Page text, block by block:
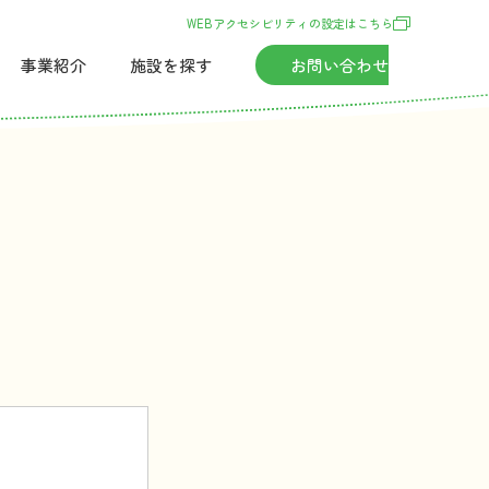
WEBアクセシビリティの設定はこちら
事業紹介 施設を探す お問い合わせ